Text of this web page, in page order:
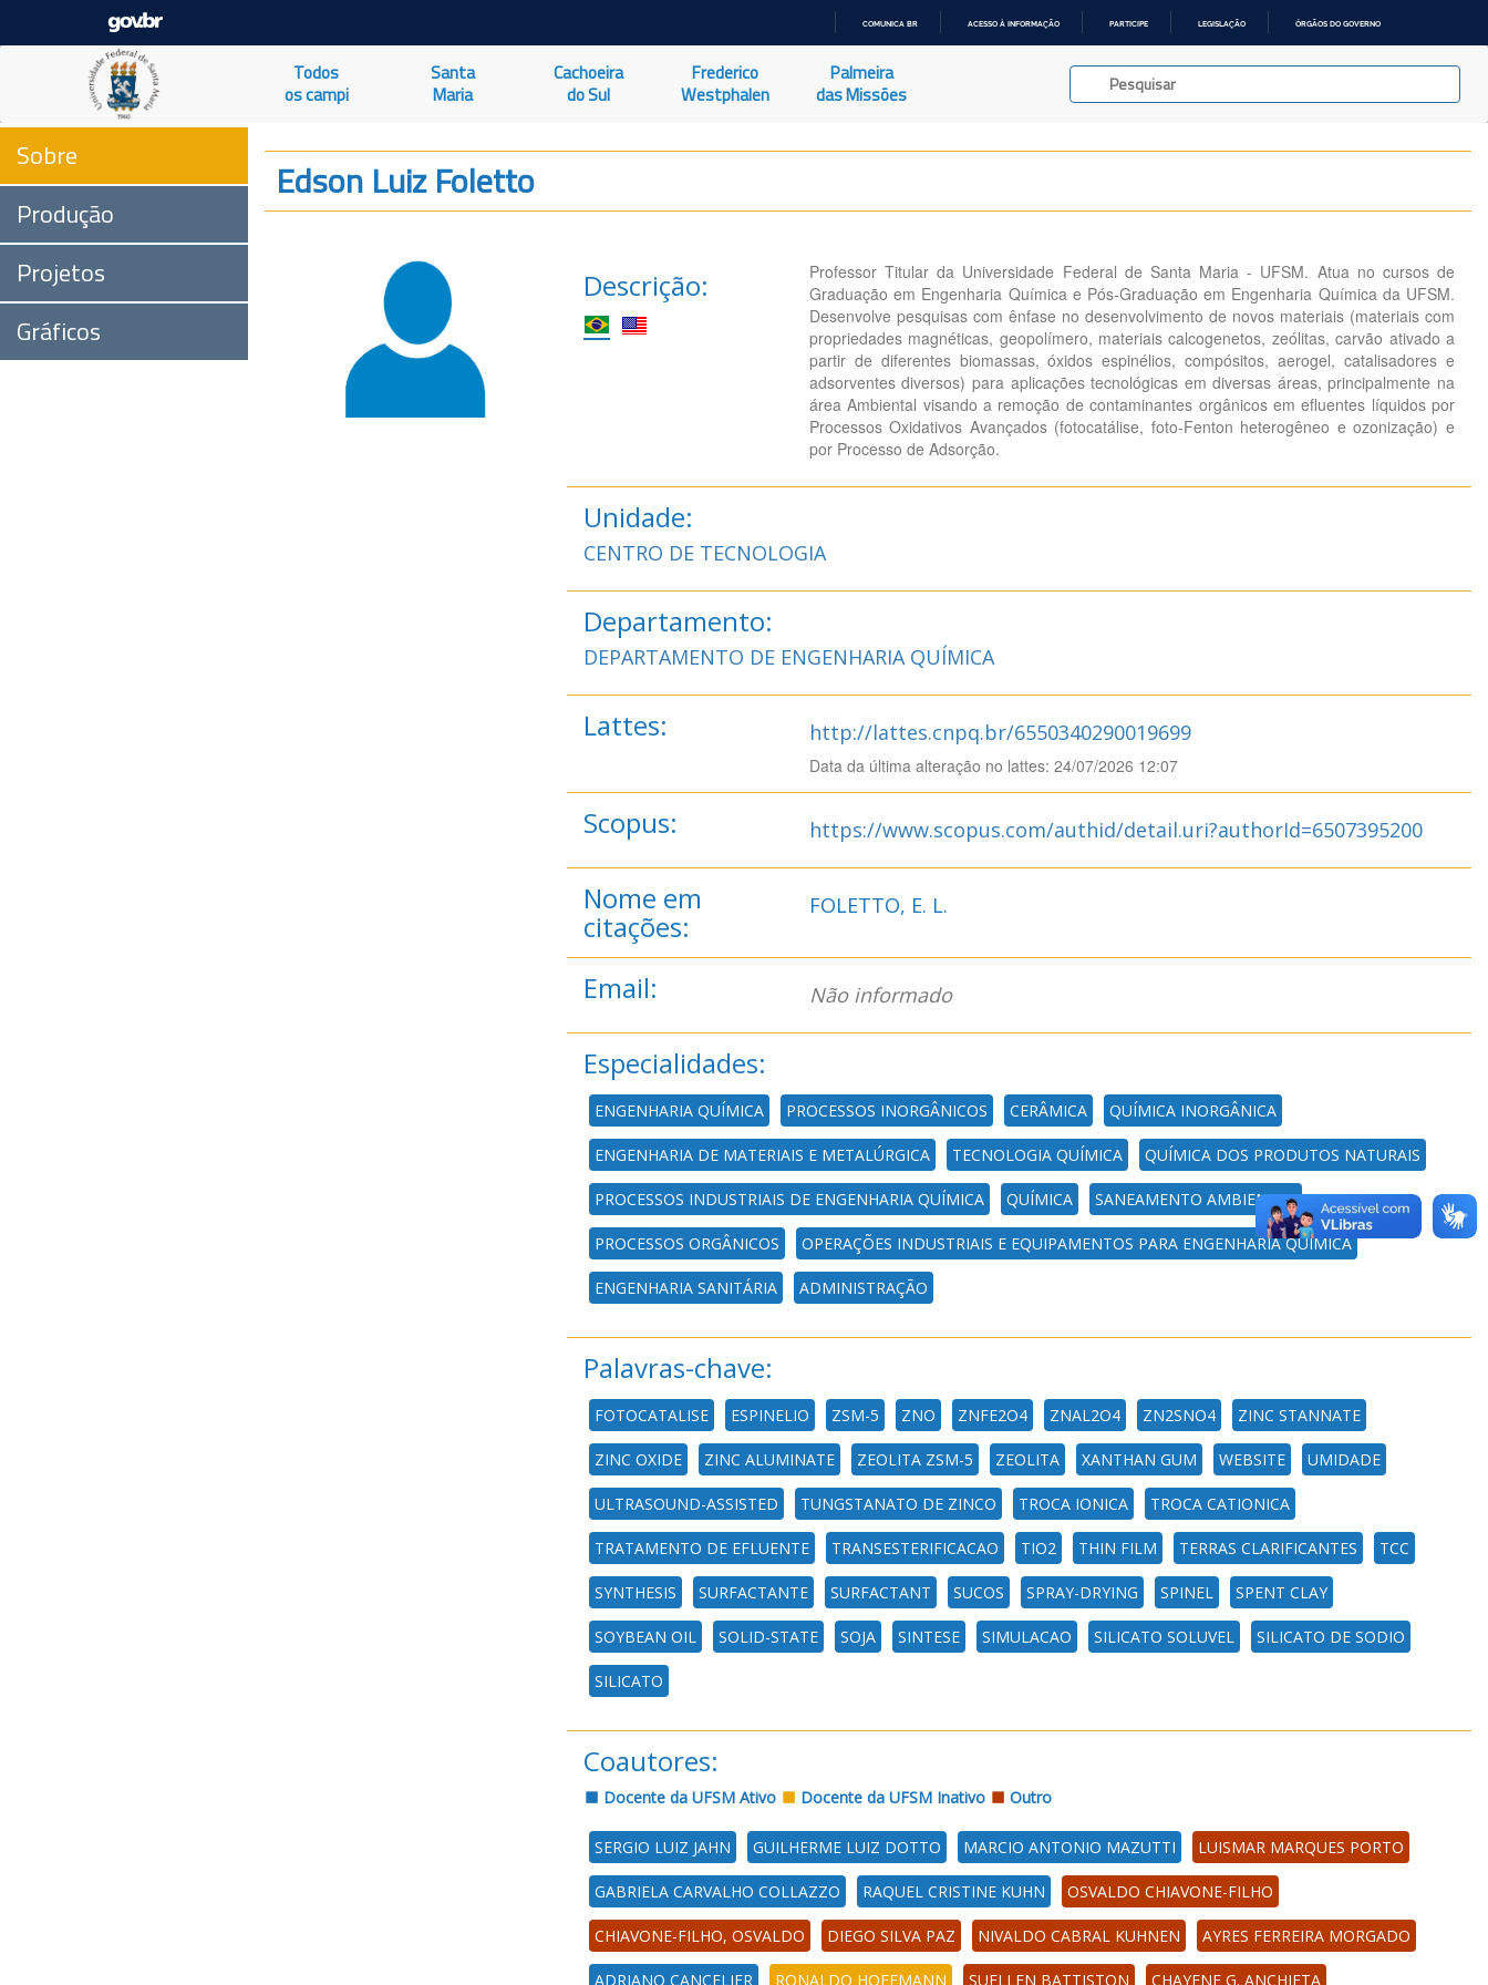
O
COMUNICA BR ACESSO À INFORMAÇÃO PARTICIPE LEGISLAÇÃO ÓRGÃOS DO GOVERNO
Todos
os campi
Santa
Maria
Cachoeira
do Sul
Frederico
Westphalen
Palmeira
das Missões
Sobre
Produção
Projetos
Gráficos
Edson Luiz Foletto
Descrição:
Professor Titular da Universidade Federal de Santa Maria - UFSM. Atua no cursos de
Graduação em Engenharia Química e Pós-Graduação em Engenharia Química da UFSM.
Desenvolve pesquisas com ênfase no desenvolvimento de novos materiais (materiais com
propriedades magnéticas, geopolímero, materiais calcogenetos, zeólitas, carvão ativado a
partir de diferentes biomassas, óxidos espinélios, compósitos, aerogel, catalisadores e
adsorventes diversos) para aplicações tecnológicas em diversas áreas, principalmente na
área Ambiental visando a remoção de contaminantes orgânicos em efluentes líquidos por
Processos Oxidativos Avançados (fotocatálise, foto-Fenton heterogêneo e ozonização) e
por Processo de Adsorção.
Unidade:
CENTRO DE TECNOLOGIA
Departamento:
DEPARTAMENTO DE ENGENHARIA QUÍMICA
Lattes: http://lattes.cnpq.br/6550340290019699
Data da última alteração no lattes: 24/07/2026 12:07
Scopus: https://www.scopus.com/authid/detail.uri?authorId=6507395200
Nome em
citações:
FOLETTO, E. L.
Email: Não informado
Especialidades:
ENGENHARIA QUÍMICA PROCESSOS INORGÂNICOS CERÂMICA QUÍMICA INORGÂNICA
ENGENHARIA DE MATERIAIS E METALÚRGICA TECNOLOGIA QUÍMICA QUÍMICA DOS PRODUTOS NATURAIS
PROCESSOS INDUSTRIAIS DE ENGENHARIA QUÍMICA QUÍMICA SANEAMENTO AMBIENTAL
PROCESSOS ORGÂNICOS OPERAÇÕES INDUSTRIAIS E EQUIPAMENTOS PARA ENGENHARIA QUÍMICA
ENGENHARIA SANITÁRIA ADMINISTRAÇÃO
Palavras-chave:
FOTOCATALISE ESPINELIO ZSM-5 ZNO ZNFE2O4 ZNAL2O4 ZN2SNO4 ZINC STANNATE
ZINC OXIDE ZINC ALUMINATE ZEOLITA ZSM-5 ZEOLITA XANTHAN GUM WEBSITE UMIDADE
ULTRASOUND-ASSISTED TUNGSTANATO DE ZINCO TROCA IONICA TROCA CATIONICA
TRATAMENTO DE EFLUENTE TRANSESTERIFICACAO TIO2 THIN FILM TERRAS CLARIFICANTES TCC
SYNTHESIS SURFACTANTE SURFACTANT SUCOS SPRAY-DRYING SPINEL SPENT CLAY
SOYBEAN OIL SOLID-STATE SOJA SINTESE SIMULACAO SILICATO SOLUVEL SILICATO DE SODIO
SILICATO
Coautores:
Docente da UFSM Ativo Docente da UFSM Inativo Outro
SERGIO LUIZ JAHN GUILHERME LUIZ DOTTO MARCIO ANTONIO MAZUTTI LUISMAR MARQUES PORTO
GABRIELA CARVALHO COLLAZZO RAQUEL CRISTINE KUHN OSVALDO CHIAVONE-FILHO
CHIAVONE-FILHO, OSVALDO DIEGO SILVA PAZ NIVALDO CABRAL KUHNEN AYRES FERREIRA MORGADO
ADRIANO CANCELIER RONALDO HOFFMANN SUELLEN BATTISTON CHAYENE G. ANCHIETA